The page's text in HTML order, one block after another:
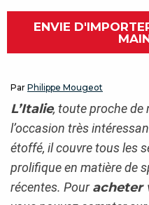
ENVIE
Par Philippe Mougeot
L’Italie, toute proche de
l’occasion très
étoffé, il couvre tous les
prolifique en matière de
récentes. Pouracheter